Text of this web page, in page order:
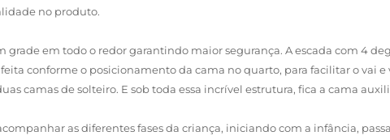
no produto.
grade em todo o redor garantindo maior segurança. A escada com 4
feita conforme o posicionamento da cama no quarto, para facilitar o vai
camas de solteiro. E sob toda essa incrível estrutura, fica a cama
as diferentes fases da criança, iniciando com a infância,